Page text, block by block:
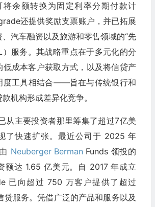
将余额转换为固定利率分期付款计
还提供奖励支票账户，并已拓展
汽车融资以及旅游和零售领域的“先
）服务。其战略重点在于多元化的分
低成本客户获取方式，以及将信贷产
度工具相结合——旨在与传统银行和
机构形成差异化竞争。
从主要投资者那里筹集了超过7亿美
了快速扩张。最近公司于 2025 年
Neuberger Berman Funds 领投的
额达 1.65 亿美元。自 2017 年成立
已向超过 750 万客户提供了超过
贷服务。凭借广泛的产品和服务以及